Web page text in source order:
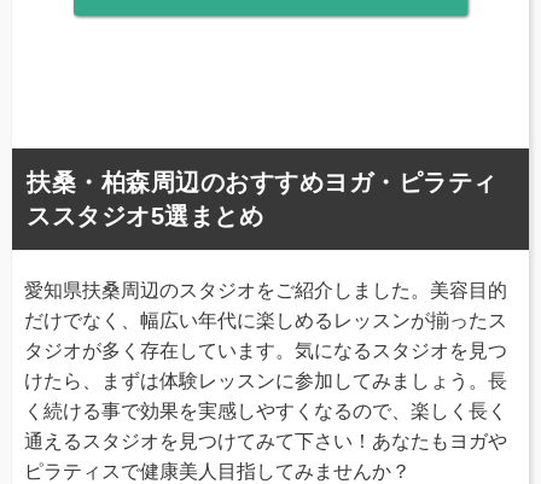
扶桑・柏森周辺のおすすめヨガ・ピラティ
ススタジオ5選まとめ
愛知県扶桑周辺のスタジオをご紹介しました。美容目的
だけでなく、幅広い年代に楽しめるレッスンが揃ったス
タジオが多く存在しています。気になるスタジオを見つ
けたら、まずは体験レッスンに参加してみましょう。長
く続ける事で効果を実感しやすくなるので、楽しく長く
通えるスタジオを見つけてみて下さい！あなたもヨガや
ピラティスで健康美人目指してみませんか？